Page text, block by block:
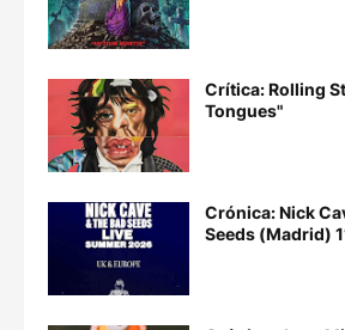
Crítica: Rolling
Tongues"
Crónica: Nick
Seeds (Madrid)